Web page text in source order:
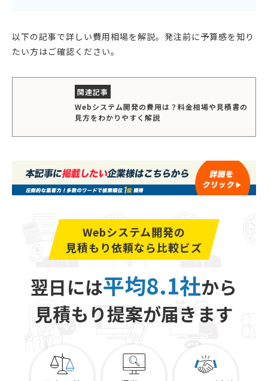
以下の記事で詳しい費用相場を解説。発注前に予算感を知り
たい方はご確認ください。
Webシステム開発の費用は？料金相場や見積書の
見方をわかりやすく解説
Webシステム開発の
見積もり依頼なら比較ビズ
翌日には平均8.1社から
見積もり提案が届きます